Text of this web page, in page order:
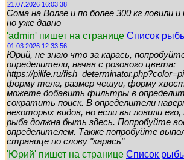
21.07.2026 16:03:38
Сома на Волге и по более 300 кг ловили
но уже давно
'admin' пишет на странице Список
01.03.2026 12:33:56
Юрий, не знаю что за карась,
определители, начав с розового цвета:
https://pilife.ru/
форму тела, размер чешуи, форму
можете добавить фильтры в
сократить поиск. В определители
некоторых видов, но если вы ловили
рыба должна быть здесь. Попробуйте
определителем. Также попробуйте
странице по слову "карась"
'Юрий' пишет на странице Список